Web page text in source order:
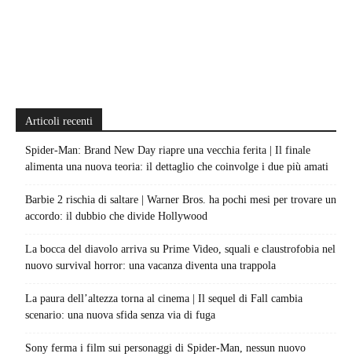
Articoli recenti
Spider-Man: Brand New Day riapre una vecchia ferita | Il finale
alimenta una nuova teoria: il dettaglio che coinvolge i due più amati
Barbie 2 rischia di saltare | Warner Bros. ha pochi mesi per trovare un
accordo: il dubbio che divide Hollywood
La bocca del diavolo arriva su Prime Video, squali e claustrofobia nel
nuovo survival horror: una vacanza diventa una trappola
La paura dell’altezza torna al cinema | Il sequel di Fall cambia
scenario: una nuova sfida senza via di fuga
Sony ferma i film sui personaggi di Spider-Man, nessun nuovo